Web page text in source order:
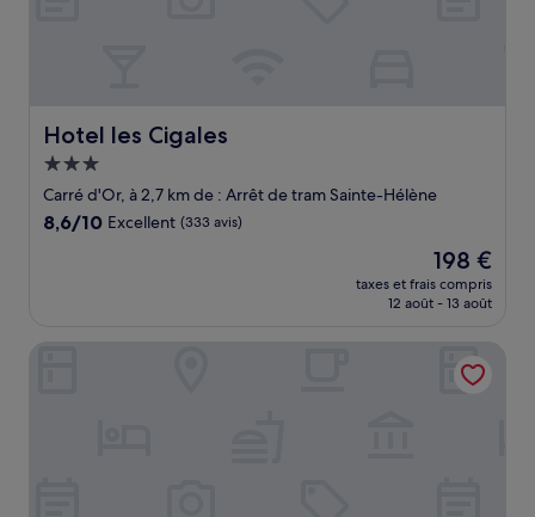
Hotel les Cigales
Hotel les Cigales
Hébergement
3.0 étoiles
Carré d'Or, à 2,7 km de : Arrêt de tram Sainte-Hélène
8.6
8,6/10 Excellent (333 avis)
Le
nouveau
prix
de
198 €
198 €
taxes et frais compris
12 août - 13 août